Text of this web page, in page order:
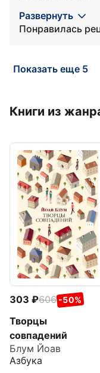
Развернуть
Понравилась
Показать еще 5
Книги из
303 606 -50%
Творцы
совпадений
Блум Йоав
Азбука